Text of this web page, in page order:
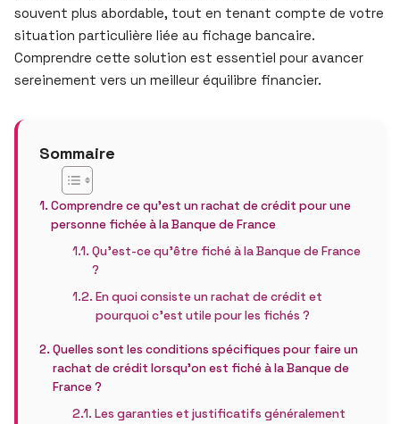
souvent plus abordable, tout en tenant compte de votre
situation particulière liée au fichage bancaire.
Comprendre cette solution est essentiel pour avancer
sereinement vers un meilleur équilibre financier.
Sommaire
Comprendre ce qu’est un rachat de crédit pour une
personne fichée à la Banque de France
Qu’est-ce qu’être fiché à la Banque de France
?
En quoi consiste un rachat de crédit et
pourquoi c’est utile pour les fichés ?
Quelles sont les conditions spécifiques pour faire un
rachat de crédit lorsqu’on est fiché à la Banque de
France ?
Les garanties et justificatifs généralement